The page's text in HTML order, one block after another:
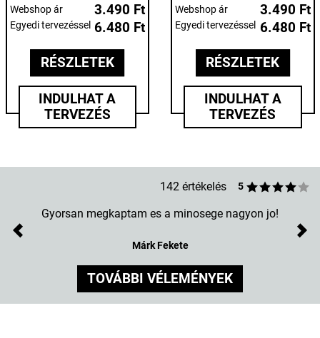
Webshop ár 3.490 Ft
Egyedi tervezéssel 6.480 Ft
RÉSZLETEK
INDULHAT A
TERVEZÉS
Webshop ár 3.490 Ft
Egyedi tervezéssel 6.480 Ft
RÉSZLETEK
INDULHAT A
TERVEZÉS
142 értékelés 5
Gyorsan megkaptam es a minosege nagyon jo!
Márk Fekete
Previous
TOVÁBBI VÉLEMÉNYEK